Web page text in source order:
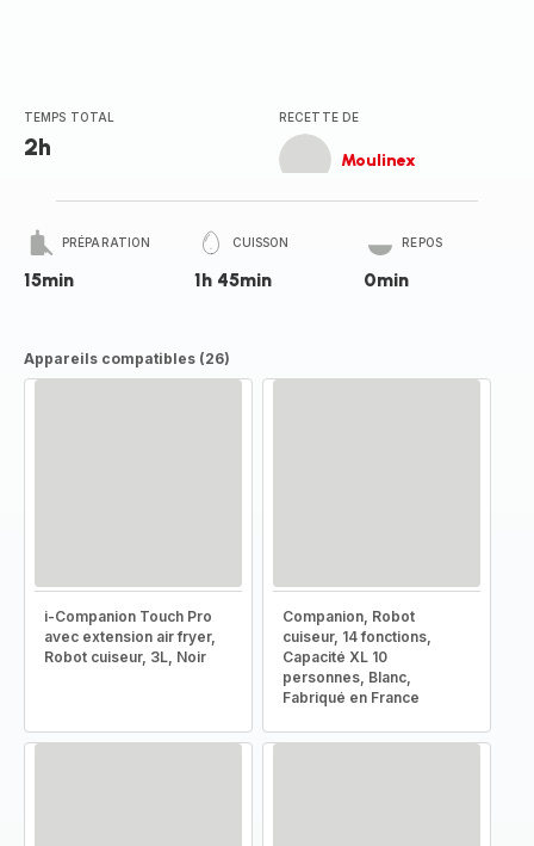
TEMPS TOTAL
2h
RECETTE DE
Moulinex
PRÉPARATION
15min
CUISSON
1h 45min
REPOS
0min
Appareils compatibles (26)
i-Companion Touch Pro
avec extension air fryer,
Robot cuiseur, 3L, Noir
Companion, Robot
cuiseur, 14 fonctions,
Capacité XL 10
personnes, Blanc,
Fabriqué en France